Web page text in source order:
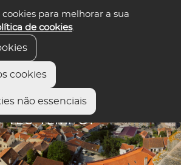
cookies para melhorar a sua
de cookies.
cookies
não essenciais